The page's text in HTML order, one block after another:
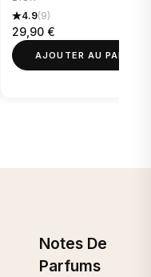
à travers sa vaste
l’arôme riche des bois
de la plus haute
au cœur de chaque
4.9(9)
29,90 €
AJOUTER AU PANIER
Notes De
Parfums